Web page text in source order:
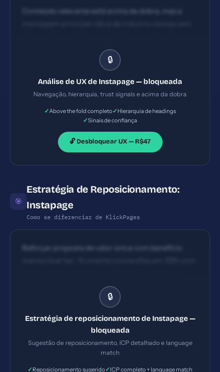
Conteúdo relevante está acima da dobra, mas a
bullets; poderia ter subtítulos que reforcem
benefício e fluxo de leitura mais direto na dobra
🔒
Análise de UX de Instapage — bloqueada
Navegação, hierarquia, trust signals e acima da dobra
✓Above the fold completo✓Hierarquia de headings
✓Sinais de confiança
🔓 Desbloquear UX — R$47
🎯
Estratégia de Reposicionamento:
Instapage
Como se diferenciar de KlickPages
Reforçar proposta de valor única com benefício
oferta de teste gratuito com elemento de urgência.
🔒
Estratégia de reposicionamento de Instapage —
bloqueada
Sugestão de reposicionamento, ICP detalhado e language
match
✓Reposicionamento sugerido✓ICP completo + language match